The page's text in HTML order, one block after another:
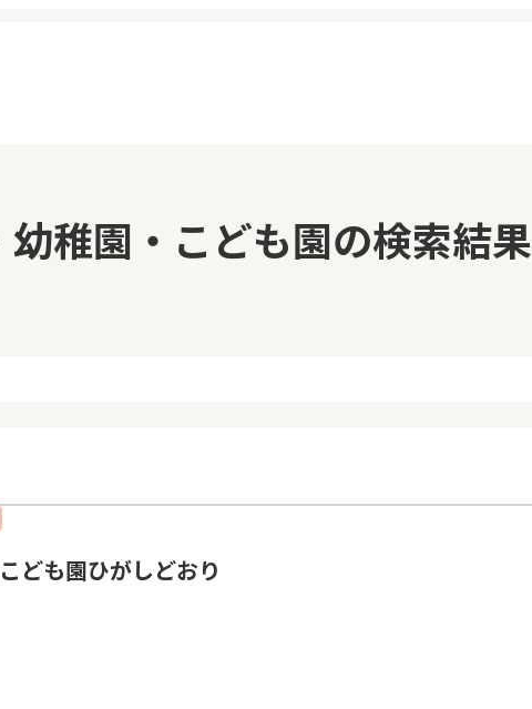
メッセージ
おすすめの園
幼稚園・こども園の検索結果
ども園ひがしどおり